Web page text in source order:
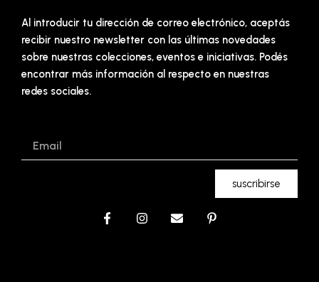
Al introducir tu dirección de correo electrónico, aceptás
recibir nuestro newsletter con las últimas novedades
sobre nuestras colecciones, eventos e iniciativas. Podés
encontrar más información al respecto en nuestras
redes sociales.
suscribirse
F
I
E
P